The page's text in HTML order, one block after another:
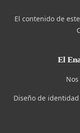
El contenido de
El
Diseño de